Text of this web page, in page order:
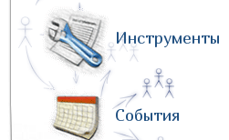
Инструменты
События